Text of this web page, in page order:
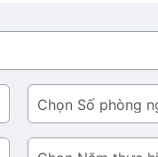
Số
phòng
ngủ
Năm